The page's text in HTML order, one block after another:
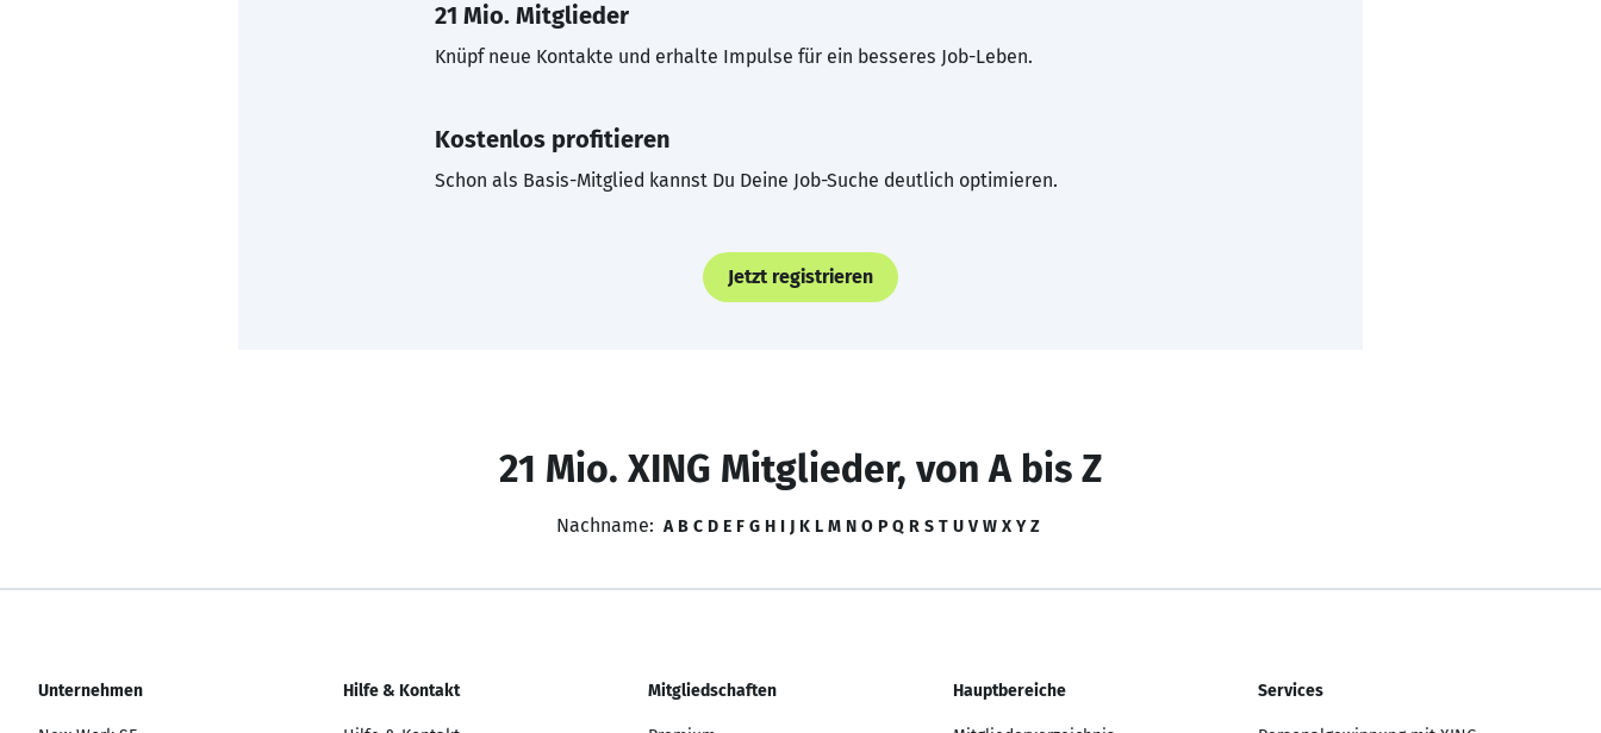
21 Mio. Mitglieder
Knüpf neue Kontakte und erhalte Impulse für ein besseres Job-Leben.
Kostenlos profitieren
Schon als Basis-Mitglied kannst Du Deine Job-Suche deutlich optimieren.
Jetzt registrieren
21 Mio. XING Mitglieder, von A bis Z
Nachname: A B C D E F G H I J K L M N O P Q R S T U V W X Y Z
Unternehmen Hilfe & Kontakt Mitgliedschaften Hauptbereiche Services